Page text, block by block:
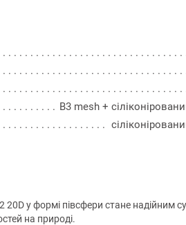
B3 mesh +
у формі півсфери стане надійним
на природі.